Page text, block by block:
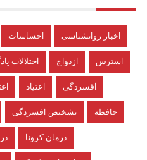
احساسات اخبار روانشناسی
اختلالات ازدواج استرس
اعتیاد افسردگی
تشخیص افسردگی حافظه
درمان کرونا